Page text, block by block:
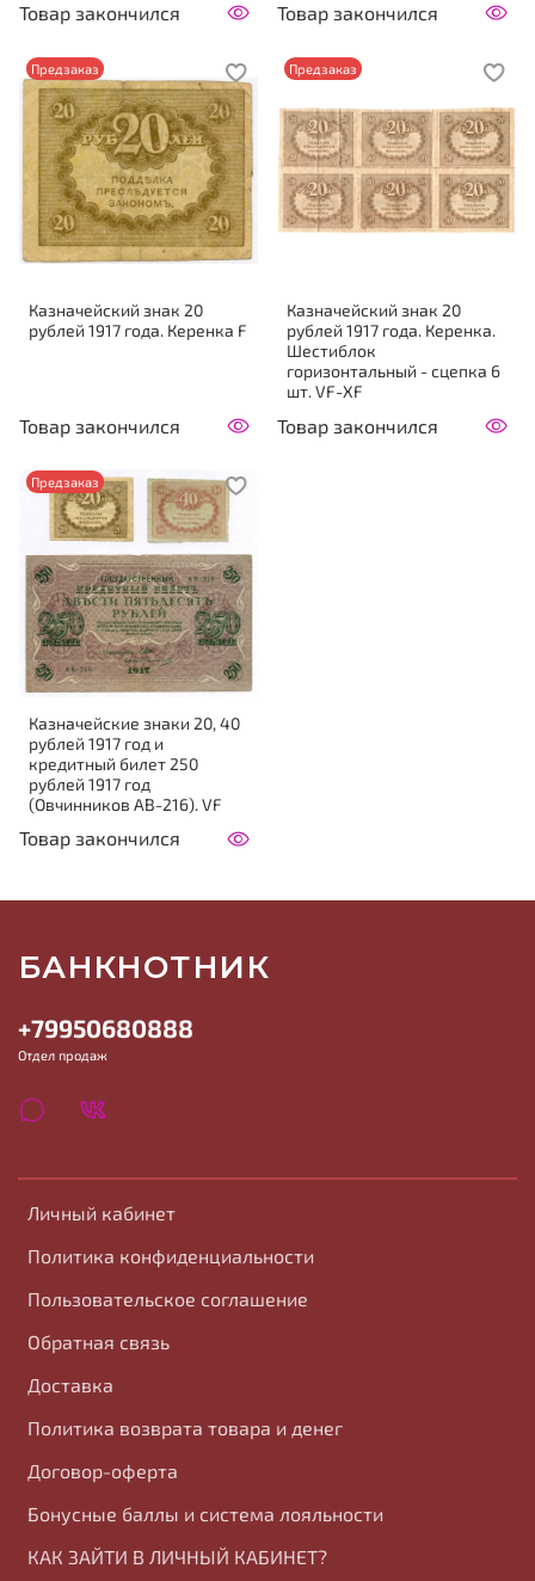
Товар закончился Товар закончился
Предзаказ
Казначейский знак 20
рублей 1917 года. Керенка F
Товар закончился
Предзаказ
Казначейский знак 20
рублей 1917 года. Керенка.
Шестиблок
горизонтальный - сцепка 6
шт. VF-XF
Товар закончился
Предзаказ
Казначейские знаки 20, 40
рублей 1917 год и
кредитный билет 250
рублей 1917 год
(Овчинников АВ-216). VF
Товар закончился
Личный кабинет
Политика конфиденциальности
Пользовательское соглашение
Обратная связь
Доставка
Политика возврата товара и денег
Договор-оферта
Бонусные баллы и система лояльности
КАК ЗАЙТИ В ЛИЧНЫЙ КАБИНЕТ?
+79950680888
Отдел продаж
БАНКНОТНИК